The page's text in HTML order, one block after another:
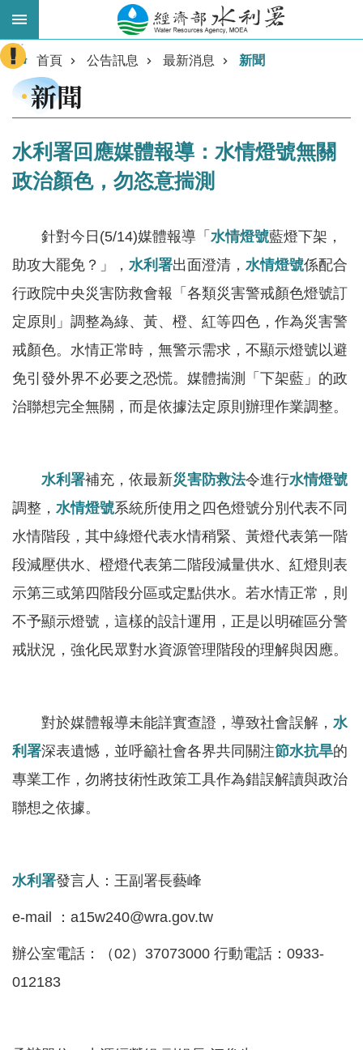
跳到主要內容區塊
進
階
搜
業
務
主
最
新
告
訊
息
便
民
務
務
關
於
站
覽
:::
首頁 公告訊息 最新消息 新聞
新聞
水利署回應媒體報導：水情燈號無關
政治顏色，勿恣意揣測
針對今日(5/14)媒體報導「 水情燈號藍燈下架，
助攻大罷免？」， 水利署出面澄清， 水情燈號係配合
行政院中央災害防救會報「各類災害警戒顏色燈號訂
定原則」調整為綠、黃、橙、紅等四色，作為災害警
戒顏色。水情正常時，無警示需求，不顯示燈號以避
免引發外界不必要之恐慌。媒體揣測「下架藍」的政
治聯想完全無關，而是依據法定原則辦理作業調整。
水利署補充，依最新災害防救法令進行水情燈號
調整， 水情燈號系統所使用之四色燈號分別代表不同
水情階段，其中綠燈代表水情稍緊、黃燈代表第一階
段減壓供水、橙燈代表第二階段減量供水、紅燈則表
示第三或第四階段分區或定點供水。若水情正常，則
不予顯示燈號，這樣的設計運用，正是以明確區分警
戒狀況，強化民眾對水資源管理階段的理解與因應。
對於媒體報導未能詳實查證，導致社會誤解， 水
利署深表遺憾，並呼籲社會各界共同關注節水抗旱的
專業工作，勿將技術性政策工具作為錯誤解讀與政治
聯想之依據。
水利署發言人：王副署長藝峰
e-mail ：a15w240@wra.gov.tw
辦公室電話：（02）37073000 行動電話：0933-
012183